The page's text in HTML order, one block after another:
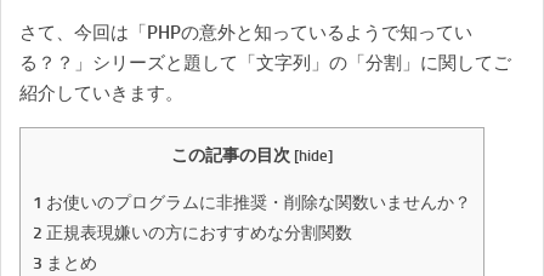
さて、今回は「PHPの意外と知っているようで知ってい
る？？」シリーズと題して「文字列」の「分割」に関してご
紹介していきます。
この記事の目次 [hide]
1 お使いのプログラムに非推奨・削除な関数いませんか？
2 正規表現嫌いの方におすすめな分割関数
3 まとめ